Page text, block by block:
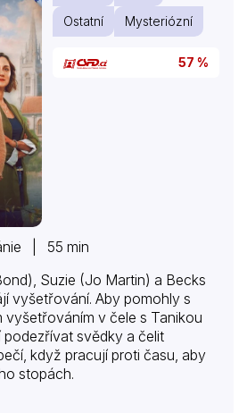
Ostatní
Mysteriózní
57 %
| 55 min
Suzie (Jo Martin) a Becks
vyšetřování. Aby pomohly s
vyšetřováním v čele s Tanikou
podezřívat svědky a čelit
když pracují proti času, aby
stopách.